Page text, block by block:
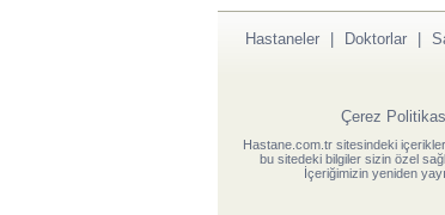
Hastaneler | Doktorlar |
Çerez
Hastane.com.tr sitesindeki içerikler
bu sitedeki bilgiler sizin özel
İçeriğimizin yeniden